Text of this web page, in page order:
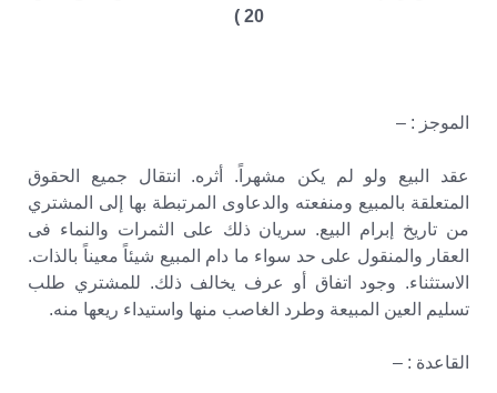
20 )
الموجز : –
عقد البيع ولو لم يكن مشهراً. أثره. انتقال جميع الحقوق
المتعلقة بالمبيع ومنفعته والدعاوى المرتبطة بها إلى المشتري
من تاريخ إبرام البيع. سريان ذلك على الثمرات والنماء فى
العقار والمنقول على حد سواء ما دام المبيع شيئاً معيناً بالذات.
الاستثناء. وجود اتفاق أو عرف يخالف ذلك. للمشتري طلب
تسليم العين المبيعة وطرد الغاصب منها واستيداء ريعها منه.
القاعدة : –